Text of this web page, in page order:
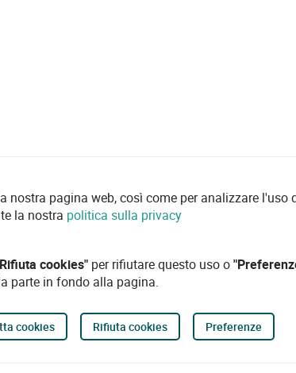
pagina web, così come per analizzare
la nostra politica sulla privacy
cookies" per rifiutare questo uso o
parte in fondo alla pagina.
cookies Rifiuta cookies Preferenze